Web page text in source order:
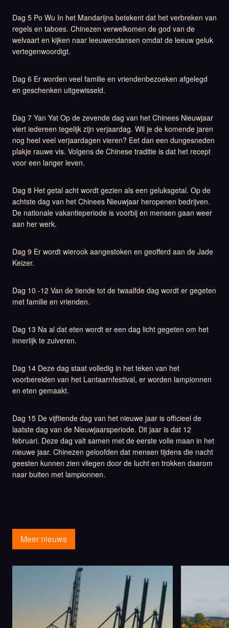
Dag 5 Po Wu In het Mandarijns betekent dat het verbreken van
regels en taboes. Chinezen verwelkomen de god van de
welvaart en kijken naar leeuwendansen omdat de leeuw geluk
vertegenwoordigt.
Dag 6 Er worden veel familie en vriendenbezoeken afgelegd
en geschenken uitgewisseld.
Dag 7 Yan Yat Op de zevende dag van het Chinees Nieuwjaar
viert iedereen tegelijk zijn verjaardag. Wil je de komende jaren
nog heel veel verjaardagen vieren? Eet dan een dungesneden
plakje rauwe vis. Volgens de Chinese traditie is dat het recept
voor een langer leven.
Dag 8 Het getal acht wordt gezien als een geluksgetal. Op de
achtste dag van het Chinees Nieuwjaar heropenen bedrijven.
De nationale vakantieperiode is voorbij en mensen gaan weer
aan her werk.
Dag 9 Er wordt wierook aangestoken en geofferd aan de Jade
Keizer.
Dag 10 -12 Van de tiende tot de twaalfde dag wordt er gegeten
met familie en vrienden.
Dag 13 Na al dat eten wordt er een dag licht gegeten om het
innerlijk te zuiveren.
Dag 14 Deze dag staat volledig in het teken van het
voorbereiden van het Lantaarnfestival, er worden lampionnen
en eten gemaakt.
Dag 15 De vijftiende dag van het nieuwe jaar is officieel de
laatste dag van de Nieuwjaarsperiode. Dit jaar is dat 12
februari. Deze dag valt samen met de eerste volle maan in het
nieuwe jaar. Chinezen geloofden dat mensen tijdens die nacht
geesten kunnen zien vliegen door de lucht en trokken daarom
naar buiten met lampionnen.
Meer nieuws